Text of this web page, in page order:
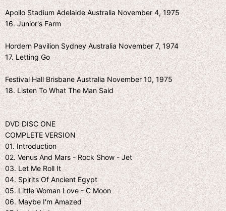
Apollo Stadium Adelaide Australia November 4, 1975
16. Junior's Farm
Hordern Pavilion Sydney Australia November 7, 1974
17. Letting Go
Festival Hall Brisbane Australia November 10, 1975
18. Listen To What The Man Said
DVD DISC ONE
COMPLETE VERSION
01. Introduction
02. Venus And Mars - Rock Show - Jet
03. Let Me Roll It
04. Spirits Of Ancient Egypt
05. Little Woman Love - C Moon
06. Maybe I'm Amazed